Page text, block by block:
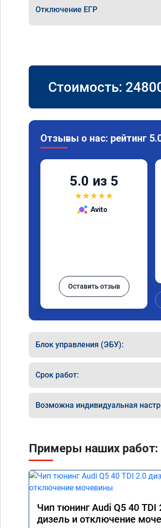
Отключение ЕГР
Стоимость:
Отзывы о нас: рейтинг
5.0 из 5
★★★★★
Avito
Оставить отзыв
Блок управления (ЭБУ):
Срок работ:
Возможна индивидуальная
Примеры наших работ:
Чип тюнинг Audi Q5 40 TDI
дизель и отключение